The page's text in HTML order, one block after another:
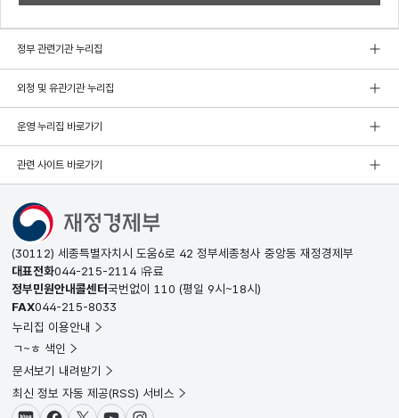
정부 관련기관 누리집
외청 및 유관기관 누리집
운영 누리집 바로가기
관련 사이트 바로가기
(30112) 세종특별자치시 도움6로 42 정부세종청사 중앙동 재정경제부
대표전화044-215-2114 유료
정부민원안내콜센터국번없이 110 (평일 9시~18시)
FAX044-215-8033
누리집 이용안내
ㄱ~ㅎ 색인
문서보기 내려받기
최신 정보 자동 제공(RSS) 서비스
블로그페이스북X(트위터)유튜브인스타그램